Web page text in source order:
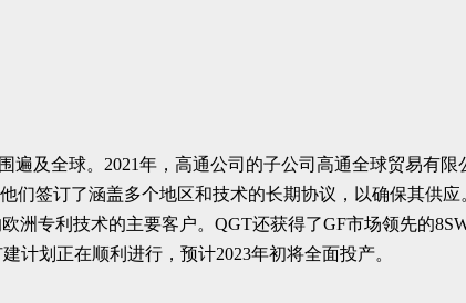
及全球。2021年，高通公司的子公司高通全球贸易有
他们签订了涵盖多个地区和技术的长期协议，以确保其
洲专利技术的主要客户。QGT还获得了GF市场领先的
计划正在顺利进行，预计2023年初将全面投产。